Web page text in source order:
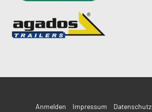
Anmelden Impressum Datenschutz